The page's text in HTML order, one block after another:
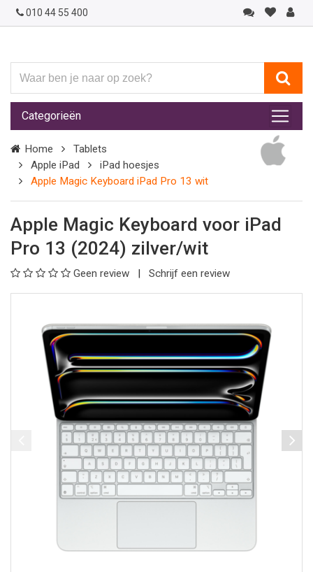
010 44 55 400
ben
je
naar
op
zoek?
Categorieën
Home
Tablets
Apple iPad
iPad hoesjes
Apple Magic Keyboard iPad Pro 13 wit
Apple Magic Keyboard voor iPad
Pro 13 (2024) zilver/wit
Geen review Schrijf een review